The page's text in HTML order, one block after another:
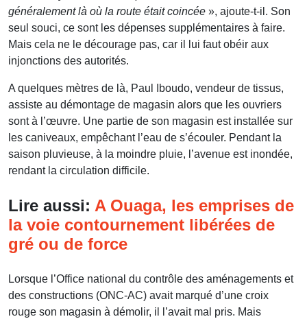
généralement là où la route était coincée », ajoute-t-il. Son
seul souci, ce sont les dépenses supplémentaires à faire.
Mais cela ne le décourage pas, car il lui faut obéir aux
injonctions des autorités.
A quelques mètres de là, Paul Iboudo, vendeur de tissus,
assiste au démontage de magasin alors que les ouvriers
sont à l’œuvre. Une partie de son magasin est installée sur
les caniveaux, empêchant l’eau de s’écouler. Pendant la
saison pluvieuse, à la moindre pluie, l’avenue est inondée,
rendant la circulation difficile.
Lire aussi: A Ouaga, les emprises de
la voie contournement libérées de
gré ou de force
Lorsque l’Office national du contrôle des aménagements et
des constructions (ONC-AC) avait marqué d’une croix
rouge son magasin à démolir, il l’avait mal pris. Mais